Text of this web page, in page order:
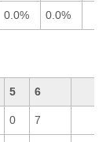
0.0% 0.0%
5 6
0 7